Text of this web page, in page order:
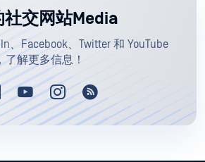
交网站Media
、Facebook、Twitter 和 YouTube
了解更多信息！